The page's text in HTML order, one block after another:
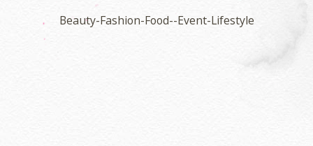
Beauty-Fashion-Food--Event-Lifestyle